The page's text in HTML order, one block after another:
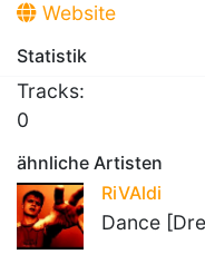
Website
Statistik
Tracks:
0
ähnliche Artisten
RiVAldi
Dance